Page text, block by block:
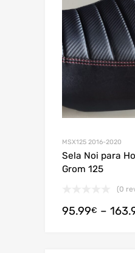
MSX125 2016-2020
Sela Noi para
Grom 125
(0
95.99€ –